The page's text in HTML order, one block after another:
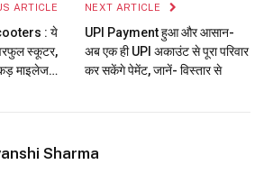
ARTICLE
: ये
स्कूटर,
माइलेज…
NEXT ARTICLE
UPI Payment हुआ और आसान-
अब एक ही UPI अकाउंट से पूरा परिवार
कर सकेंगे पेमेंट, जानें- विस्तार से
Sharma